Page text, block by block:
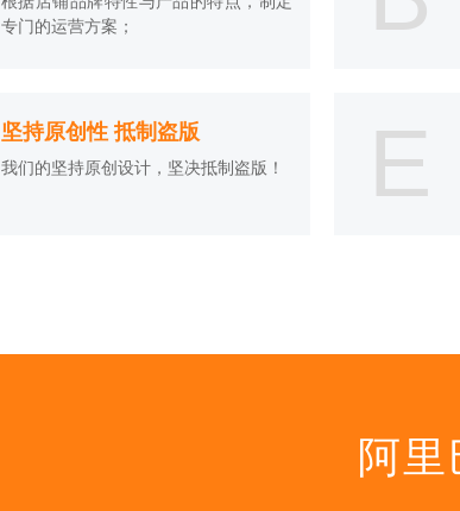
专门的运营方案；
坚持原创性 抵制盗版
我们的坚持原创设计，坚决抵制盗版！ E
阿